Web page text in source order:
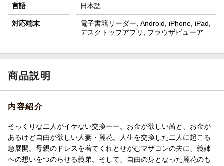
言語 日本語
対応端末
電子書籍リーダー, Android, iPhone, iPad,
デスクトップアプリ, ブラウザビューア
商品説明
内容紹介
そっくりな二人がイケない交換ーー。お金が欲しい茜と、お金が
あるけど自由が欲しい人妻・麗花。人生を交換した二人に起こる
急展開。母親のドレスを着てくれとせがむマザコンの夫に、義姉
への想いをつのらせる義弟。そして、自由の身となった麗花のも